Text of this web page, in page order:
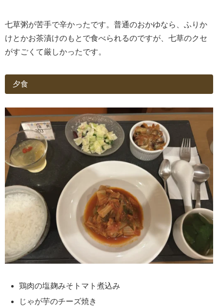
七草粥が苦手で辛かったです。普通のおかゆなら、ふりか
けとかお茶漬けのもとで食べられるのですが、七草のクセ
がすごくて厳しかったです。
夕食
鶏肉の塩麹みそトマト煮込み
じゃが芋のチーズ焼き